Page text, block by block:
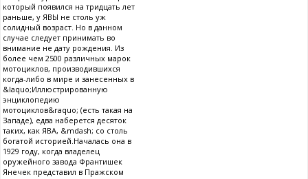
который появился на тридцать лет
раньше, у ЯВЫ не столь уж
солидный возраст. Но в данном
случае следует принимать во
внимание не дату рождения. Из
более чем 2500 различных марок
мотоциклов, производившихся
когда-либо в мире и занесенных в
&laquo;Иллюстрированную
энциклопедию
мотоциклов&raquo; (есть такая на
Западе), едва наберется десяток
таких, как ЯВА, &mdash; со столь
богатой историей.Началась она в
1929 году, когда владелец
оружейного завода Франтишек
Янечек представил в Пражском